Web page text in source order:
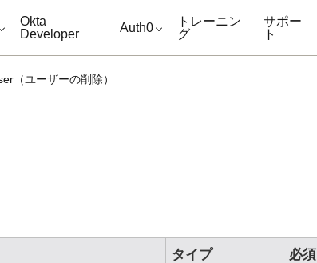
Okta
Developer
Auth0
トレーニン
グ
サポー
ト
（ユーザーの削除）
タイプ 必須